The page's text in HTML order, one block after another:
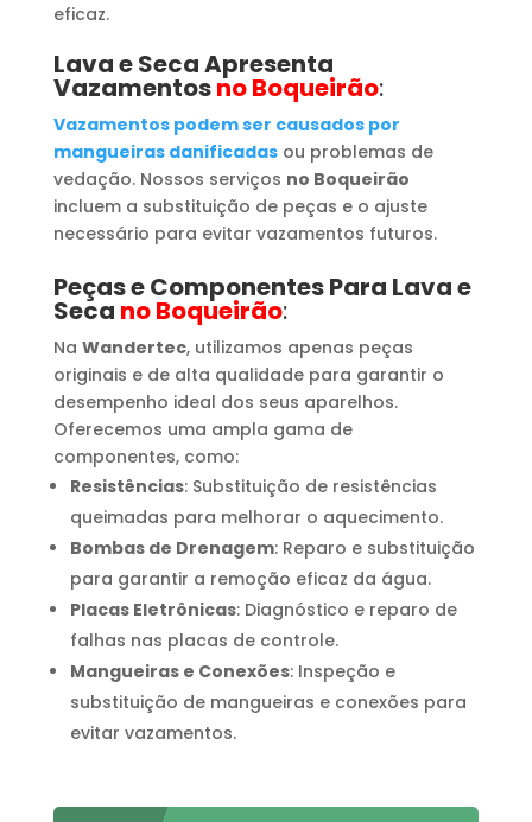
eficaz.
Lava e Seca Apresenta
Vazamentosno Boqueirão:
Vazamentos podem ser causados por
mangueiras danificadas ou problemas de
vedação. Nossos serviços no Boqueirão
incluem a substituição de peças e o ajuste
necessário para evitar vazamentos futuros.
Peças e Componentes Para Lava e
Seca no Boqueirão:
Na Wandertec, utilizamos apenas peças
originais e de alta qualidade para garantir o
desempenho ideal dos seus aparelhos.
Oferecemos uma ampla gama de
componentes, como:
Resistências: Substituição de resistências
queimadas para melhorar o aquecimento.
Bombas de Drenagem: Reparo e substituição
para garantir a remoção eficaz da água.
Placas Eletrônicas: Diagnóstico e reparo de
falhas nas placas de controle.
Mangueiras e Conexões: Inspeção e
substituição de mangueiras e conexões para
evitar vazamentos.